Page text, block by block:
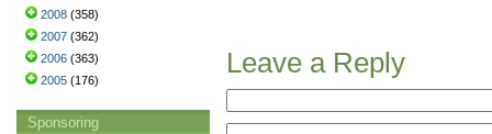
Leave a Reply
2008 (358)
2007 (362)
2006 (363)
2005 (176)
Sponsoring